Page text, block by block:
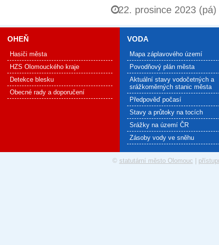
22. prosince 2023 (pá)
OHEŇ
Hasiči města
HZS Olomouckého kraje
Detekce blesku
Obecné rady a doporučení
VODA
Mapa záplavového území
Povodňový plán města
Aktuální stavy vodočetných a
srážkoměrných stanic města
Předpověď počasí
Stavy a průtoky na tocích
Srážky na území ČR
Zásoby vody ve sněhu
© statutární město Olomouc